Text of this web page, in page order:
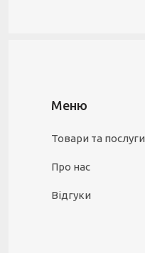
Товари та послуги
Про нас
Відгуки